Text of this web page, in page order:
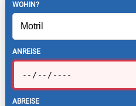
WOHIN?
ANREISE
ABREISE